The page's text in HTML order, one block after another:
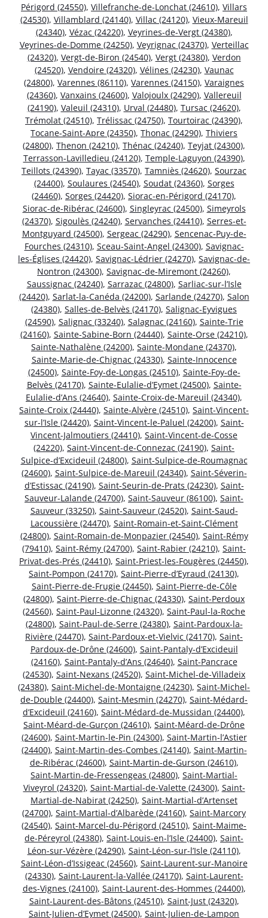
Périgord (24550), Villefranche-de-Lonchat (24610), Villars
(24530), Villamblard (24140), Villac (24120), Vieux-Mareuil
(24340), Vézac (24220), Veyrines-de-Vergt (24380),
Veyrines-de-Domme (24250), Veyrignac (24370), Verteillac
(24320), Vergt-de-Biron (24540), Vergt (24380), Verdon
(24520), Vendoire (24320), Vélines (24230), Vaunac
(24800), Varennes (86110), Varennes (24150), Varaignes
(24360), Vanxains (24600), Valojoulx (24290), Vallereuil
(24190), Valeuil (24310), Urval (24480), Tursac (24620),
Trémolat (24510), Trélissac (24750), Tourtoirac (24390),
Tocane-Saint-Apre (24350), Thonac (24290), Thiviers
(24800), Thenon (24210), Thénac (24240), Teyjat (24300),
Terrasson-Lavilledieu (24120), Temple-Laguyon (24390),
Teillots (24390), Tayac (33570), Tamniès (24620), Sourzac
(24400), Soulaures (24540), Soudat (24360), Sorges
(24460), Sorges (24420), Siorac-en-Périgord (24170),
Siorac-de-Ribérac (24600), Singleyrac (24500), Simeyrols
(24370), Sigoulès (24240), Servanches (24410), Serres-et-
Montguyard (24500), Sergeac (24290), Sencenac-Puy-de-
Fourches (24310), Sceau-Saint-Angel (24300), Savignac-
les-Églises (24420), Savignac-Lédrier (24270), Savignac-de-
Nontron (24300), Savignac-de-Miremont (24260),
Saussignac (24240), Sarrazac (24800), Sarliac-sur-l’Isle
(24420), Sarlat-la-Canéda (24200), Sarlande (24270), Salon
(24380), Salles-de-Belvès (24170), Salignac-Eyvigues
(24590), Salignac (33240), Salagnac (24160), Sainte-Trie
(24160), Sainte-Sabine-Born (24440), Sainte-Orse (24210),
Sainte-Nathalène (24200), Sainte-Mondane (24370),
Sainte-Marie-de-Chignac (24330), Sainte-Innocence
(24500), Sainte-Foy-de-Longas (24510), Sainte-Foy-de-
Belvès (24170), Sainte-Eulalie-d’Eymet (24500), Sainte-
Eulalie-d’Ans (24640), Sainte-Croix-de-Mareuil (24340),
Sainte-Croix (24440), Sainte-Alvère (24510), Saint-Vincent-
sur-l’Isle (24420), Saint-Vincent-le-Paluel (24200), Saint-
Vincent-Jalmoutiers (24410), Saint-Vincent-de-Cosse
(24220), Saint-Vincent-de-Connezac (24190), Saint-
Sulpice-d’Excideuil (24800), Saint-Sulpice-de-Roumagnac
(24600), Saint-Sulpice-de-Mareuil (24340), Saint-Séverin-
d’Estissac (24190), Saint-Seurin-de-Prats (24230), Saint-
Sauveur-Lalande (24700), Saint-Sauveur (86100), Saint-
Sauveur (33250), Saint-Sauveur (24520), Saint-Saud-
Lacoussière (24470), Saint-Romain-et-Saint-Clément
(24800), Saint-Romain-de-Monpazier (24540), Saint-Rémy
(79410), Saint-Rémy (24700), Saint-Rabier (24210), Saint-
Privat-des-Prés (24410), Saint-Priest-les-Fougères (24450),
Saint-Pompon (24170), Saint-Pierre-d’Eyraud (24130),
Saint-Pierre-de-Frugie (24450), Saint-Pierre-de-Côle
(24800), Saint-Pierre-de-Chignac (24330), Saint-Perdoux
(24560), Saint-Paul-Lizonne (24320), Saint-Paul-la-Roche
(24800), Saint-Paul-de-Serre (24380), Saint-Pardoux-la-
Rivière (24470), Saint-Pardoux-et-Vielvic (24170), Saint-
Pardoux-de-Drône (24600), Saint-Pantaly-d’Excideuil
(24160), Saint-Pantaly-d’Ans (24640), Saint-Pancrace
(24530), Saint-Nexans (24520), Saint-Michel-de-Villadeix
(24380), Saint-Michel-de-Montaigne (24230), Saint-Michel-
de-Double (24400), Saint-Mesmin (24270), Saint-Médard-
d’Excideuil (24160), Saint-Médard-de-Mussidan (24400),
Saint-Méard-de-Gurçon (24610), Saint-Méard-de-Drône
(24600), Saint-Martin-le-Pin (24300), Saint-Martin-l’Astier
(24400), Saint-Martin-des-Combes (24140), Saint-Martin-
de-Ribérac (24600), Saint-Martin-de-Gurson (24610),
Saint-Martin-de-Fressengeas (24800), Saint-Martial-
Viveyrol (24320), Saint-Martial-de-Valette (24300), Saint-
Martial-de-Nabirat (24250), Saint-Martial-d’Artenset
(24700), Saint-Martial-d’Albarède (24160), Saint-Marcory
(24540), Saint-Marcel-du-Périgord (24510), Saint-Maime-
de-Péreyrol (24380), Saint-Louis-en-l’Isle (24400), Saint-
Léon-sur-Vézère (24290), Saint-Léon-sur-l’Isle (24110),
Saint-Léon-d’Issigeac (24560), Saint-Laurent-sur-Manoire
(24330), Saint-Laurent-la-Vallée (24170), Saint-Laurent-
des-Vignes (24100), Saint-Laurent-des-Hommes (24400),
Saint-Laurent-des-Bâtons (24510), Saint-Just (24320),
Saint-Julien-d’Eymet (24500), Saint-Julien-de-Lampon